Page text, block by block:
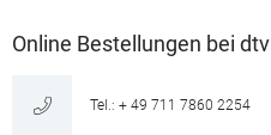
Online Bestellungen bei dtv
Tel.: + 49 711 7860 2254